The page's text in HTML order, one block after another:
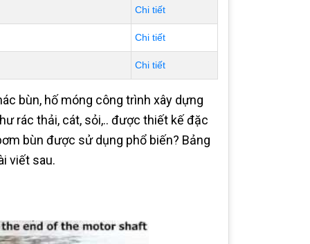
Chi tiết
Chi tiết
Chi tiết
bùn, hố móng công trình xây dựng
rác thải, cát, sỏi,.. được thiết kế đặc
bùn được sử dụng phổ biến? Bảng
viết sau.